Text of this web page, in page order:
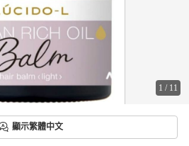
1 / 11
顯示繁體中文